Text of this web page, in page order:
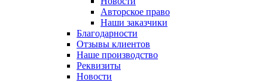
Авторское право
Наши заказчики
Благодарности
Отзывы клиентов
Наше производство
Реквизиты
Новости